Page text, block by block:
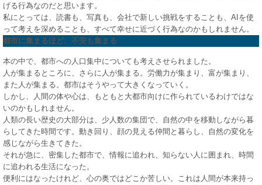
げる行為なのだと思います。
私にとっては、読書も、写真も、会社で新しい挑戦をすることも、AIを使
って考えを深めることも、すべて幸せに近づく行為なのかもしれません。
都市に集まるほど、不安も集まる
本の中で、都市への人口集中についても考えさせられました。
人が集まるところに、さらに人が集まる。労働力が集まり、富が集まり、
また人が集まる。都市はそうやって大きくなっていく。
しかし、人間の体や心は、もともと大都市向けに作られているわけではな
いのかもしれません。
人類の長い歴史の大部分は、少人数の集団で、自然の中を移動しながら暮
らしてきた時間です。動き回り、顔の見える仲間と暮らし、自然の変化を
感じながら生きてきた。
それが急に、密集した都市で、情報に追われ、知らない人に囲まれ、時間
に追われる生活になった。
便利にはなったけれど、心の奥ではどこか苦しい。これは人間が本来持っ